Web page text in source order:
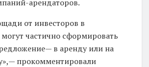
арендаторов.
от инвесторов в
частично сформировать
в аренду или на
прокомментировали